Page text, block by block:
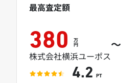
最高査定額
380 万
円 ～
株式会社横浜ユーポス
4.2 PT